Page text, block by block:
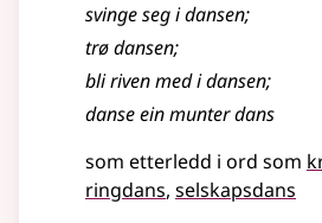
svinge seg i dansen;
trø dansen;
bli riven med i dansen;
danse ein munter dans
som etterledd i ord som
ringdans selskapsdans